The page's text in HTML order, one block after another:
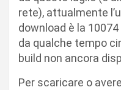
rete), attualmente
download è la
da qualche tempo
build non ancora
Per scaricare o